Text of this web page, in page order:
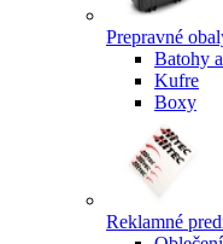
Prepravné
Batohy
Kufre
Boxy
Reklamné